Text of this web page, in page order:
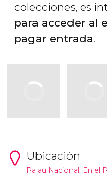
colecciones, es
para acceder al
pagar entrada.
Ubicación
Palau Nacional. En el